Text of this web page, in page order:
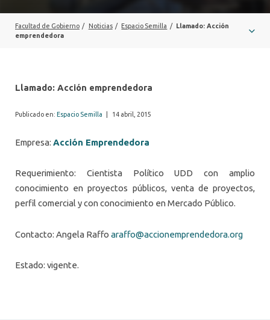
EXTENSIÓN
Facultad de Gobierno / Noticias / Espacio Semilla /
Llamado: Acción
emprendedora
Llamado: Acción emprendedora
Publicado en: Espacio Semilla 14 abril, 2015
Empresa: Acción Emprendedora
Requerimiento: Cientista Político UDD con amplio
conocimiento en proyectos públicos, venta de proyectos,
perfil comercial y con conocimiento en Mercado Público.
Contacto: Angela Raffo araffo@accionemprendedora.org
Estado: vigente.